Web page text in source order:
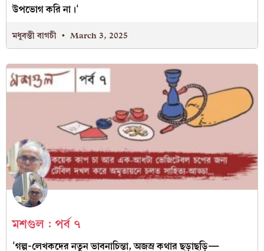
উপভোগ করি না।‘
মধুবন্তী বাগচী March 3, 2025
মশগুল : পর্ব ৭
‘গল্প-লেখকদের নতুন ভাবনাচিন্তা, অজস্র কথার ছড়াছড়ি—